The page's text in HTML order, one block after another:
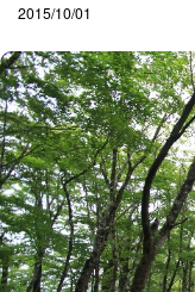
2015/10/01